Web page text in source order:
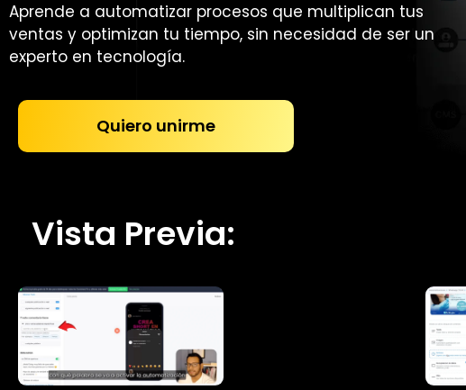
Aprende a automatizar procesos que multiplican tus
ventas y optimizan tu tiempo, sin necesidad de ser un
experto en tecnología.
Quiero unirme
Vista Previa: